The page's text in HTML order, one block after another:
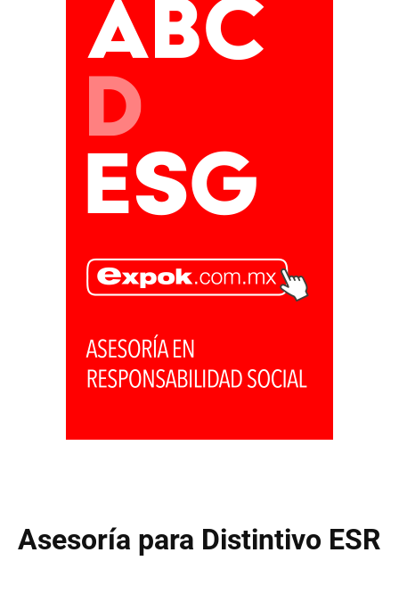
Asesoría para Distintivo ESR